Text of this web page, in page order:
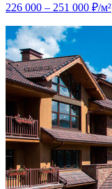
226 000 – 251 000 ₽/м²